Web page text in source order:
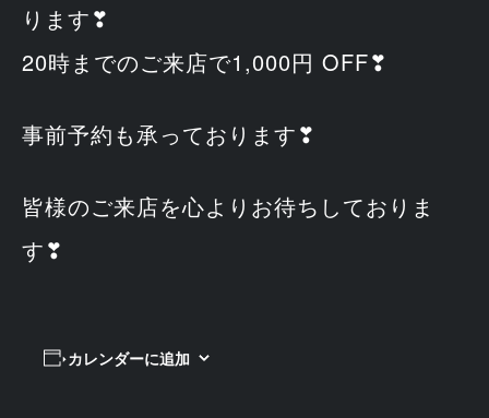
ります❣
20時までのご来店で1,000円 OFF❣
事前予約も承っております❣
皆様のご来店を心よりお待ちしておりま
す❣
カレンダーに追加